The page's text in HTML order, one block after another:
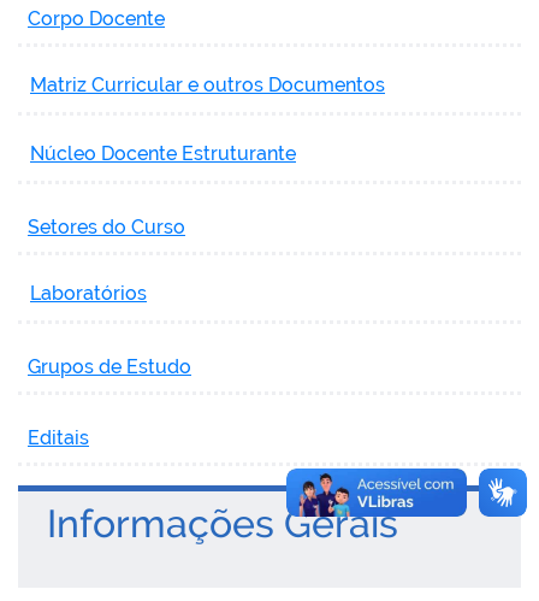
Corpo Docente
Matriz Curricular e outros Documentos
Núcleo Docente Estruturante
Setores do Curso
Laboratórios
Grupos de Estudo
Editais
Informações Gerais